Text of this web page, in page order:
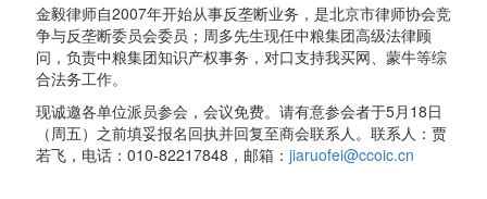
金毅律师自2007年开始从事反垄断业务，是北京市律师协会竞
争与反垄断委员会委员；周多先生现任中粮集团高级法律顾
问，负责中粮集团知识产权事务，对口支持我买网、蒙牛等综
合法务工作。
现诚邀各单位派员参会，会议免费。请有意参会者于5月18日
（周五）之前填妥报名回执并回复至商会联系人。联系人：贾
若飞，电话：010-82217848，邮箱： jiaruofei@ccoic.cn